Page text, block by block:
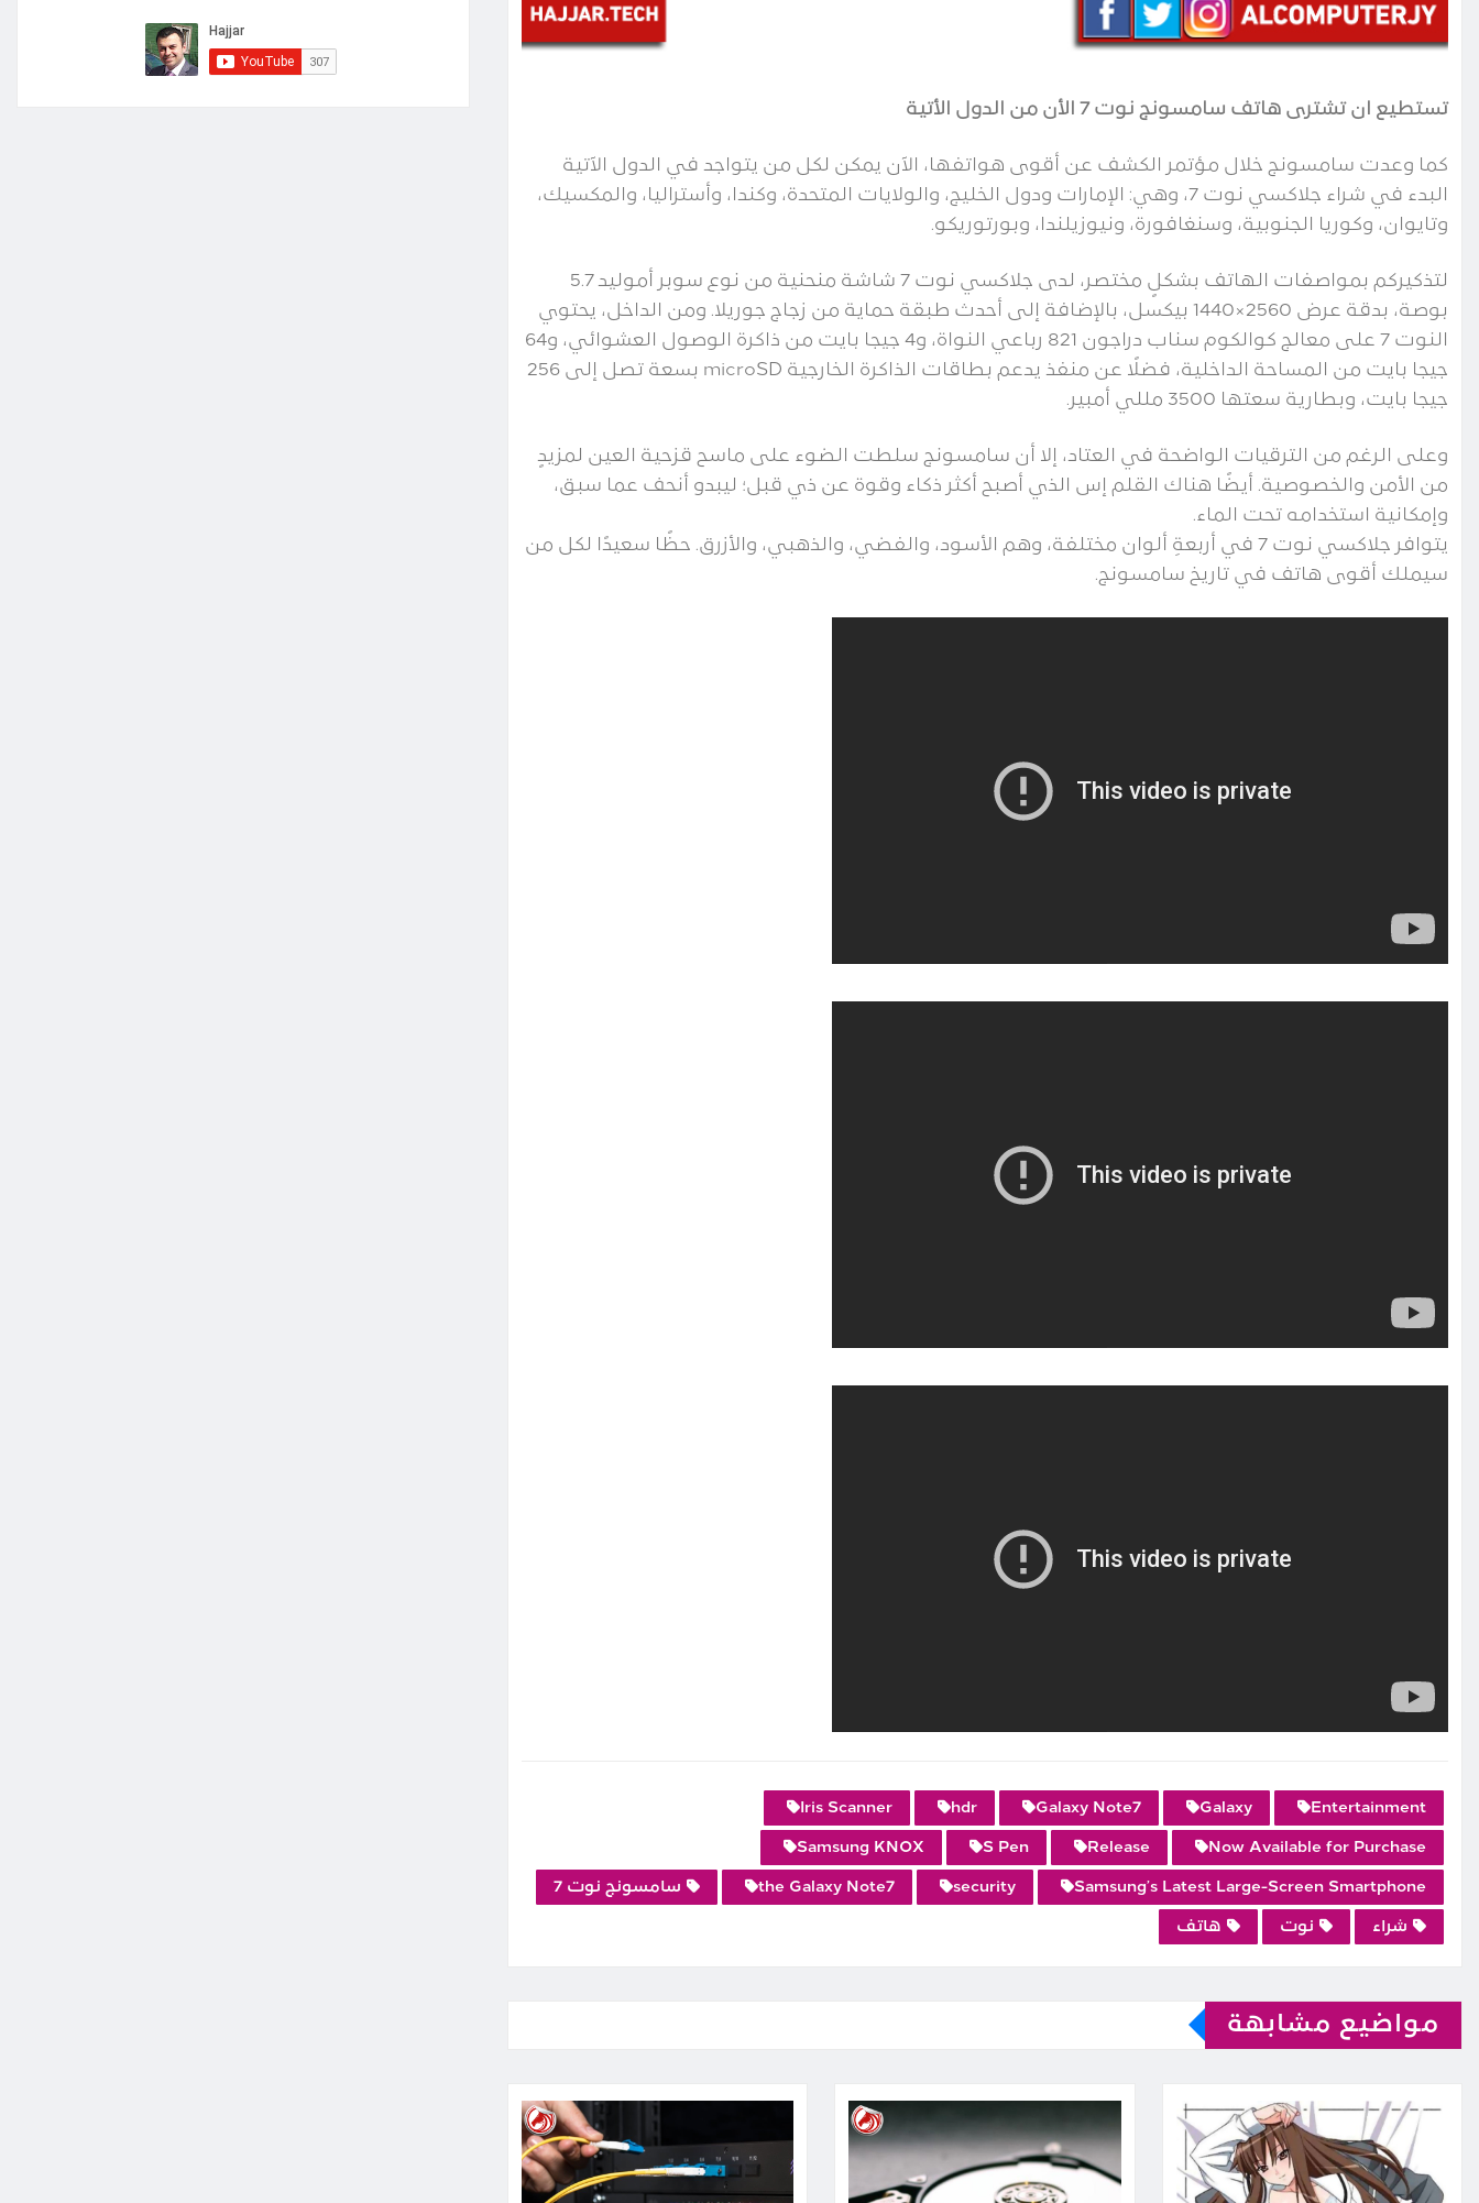
تستطيع ان تشترى هاتف سامسونج نوت 7 الأن من الدول الأتية
كما وعدت سامسونج خلال مؤتمر الكشف عن أقوى هواتفها، الآن يمكن لكل من يتواجد في الدول الآتية
البدء في شراء جلاكسي نوت 7، وهي: الإمارات ودول الخليج، والولايات المتحدة، وكندا، وأستراليا، والمكسيك،
وتايوان، وكوريا الجنوبية، وسنغافورة، ونيوزيلندا، وبورتوريكو.
لتذكيركم بمواصفات الهاتف بشكلٍ مختصر، لدى جلاكسي نوت 7 شاشة منحنية من نوع سوبر أموليد 5.7
بوصة، بدقة عرض 2560×1440 بيكسل، بالإضافة إلى أحدث طبقة حماية من زجاج جوريلا. ومن الداخل، يحتوي
النوت 7 على معالج كوالكوم سناب دراجون 821 رباعي النواة، و4 جيجا بايت من ذاكرة الوصول العشوائي، و64
جيجا بايت من المساحة الداخلية، فضلًا عن منفذ يدعم بطاقات الذاكرة الخارجية microSD بسعة تصل إلى 256
جيجا بايت، وبطارية سعتها 3500 مللي أمبير.
وعلى الرغم من الترقيات الواضحة في العتاد، إلا أن سامسونج سلطت الضوء على ماسح قزحية العين لمزيدٍ
من الأمن والخصوصية. أيضًا هناك القلم إس الذي أصبح أكثر ذكاء وقوة عن ذي قبل؛ ليبدو أنحف عما سبق،
وإمكانية استخدامه تحت الماء.
يتوافر جلاكسي نوت 7 في أربعةِ ألوان مختلفة، وهم الأسود، والفضي، والذهبي، والأزرق. حظًا سعيدًا لكل من
سيملك أقوى هاتف في تاريخ سامسونج.
Entertainment
Galaxy
Galaxy Note7
hdr
Iris Scanner
Now Available for Purchase
Release
S Pen
Samsung KNOX
Samsung’s Latest Large-Screen Smartphone
security
the Galaxy Note7 سامسونج نوت 7
شراء نوت هاتف
مواضيع مشابهة